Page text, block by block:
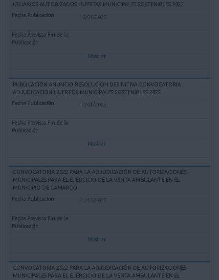
USUARIOS AUTORIZADOS HUERTAS MUNICIPALES SOSTENIBLES 2022
19/01/2023
Mostrar
PUBLICACIÓN ANUNCIO RESOLUCION DEFINITIVA CONVOCATORIA
ADJUDICACIÓN HUERTOS MUNICIPALES SOSTENIBLES 2022
12/01/2023
Mostrar
CONVOCATORIA 2022 PARA LA ADJUDICACIÓN DE AUTORIZACIONES
MUNICIPALES PARA EL EJERCICIO DE LA VENTA AMBULANTE EN EL
MUNICIPIO DE CAMARGO
21/12/2022
Mostrar
CONVOCATORIA 2022 PARA LA ADJUDICACIÓN DE AUTORIZACIONES
MUNICIPALES PARA EL EJERCICIO DE LA VENTA AMBULANTE EN EL